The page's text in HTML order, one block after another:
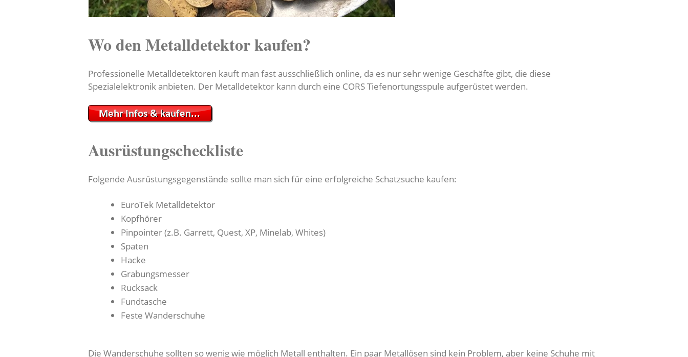
Wo den Metalldetektor kaufen?
Professionelle Metalldetektoren kauft man fast ausschließlich online, da es nur sehr wenige Geschäfte gibt, die diese
Spezialelektronik anbieten. Der Metalldetektor kann durch eine CORS Tiefenortungsspule aufgerüstet werden.
Ausrüstungscheckliste
Folgende Ausrüstungsgegenstände sollte man sich für eine erfolgreiche Schatzsuche kaufen:
EuroTek Metalldetektor
Kopfhörer
Pinpointer (z.B. Garrett, Quest, XP, Minelab, Whites)
Spaten
Hacke
Grabungsmesser
Rucksack
Fundtasche
Feste Wanderschuhe
Die Wanderschuhe sollten so wenig wie möglich Metall enthalten. Ein paar Metallösen sind kein Problem, aber keine Schuhe mit